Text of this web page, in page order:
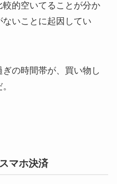
的空いてることが分か
いことに起因してい
の時間帯が、買い物し
マホ決済